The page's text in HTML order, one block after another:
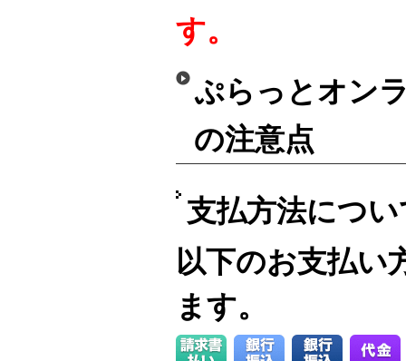
す。
ぷらっとオン
の注意点
支払方法につい
以下のお支払い
ます。